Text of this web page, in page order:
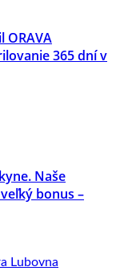
ORAVA
365 dní v
Naše
bonus –